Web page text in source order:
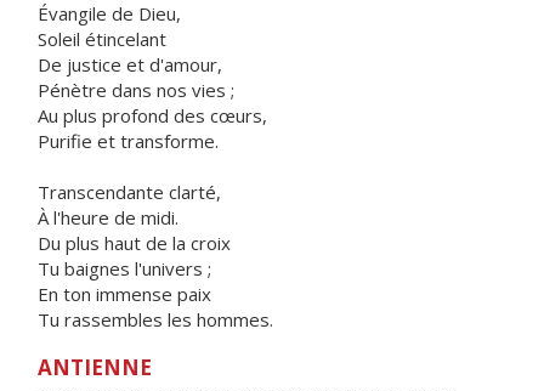
Évangile de Dieu,
Soleil étincelant
De justice et d'amour,
Pénètre dans nos vies ;
Au plus profond des cœurs,
Purifie et transforme.
Transcendante clarté,
À l'heure de midi.
Du plus haut de la croix
Tu baignes l'univers ;
En ton immense paix
Tu rassembles les hommes.
ANTIENNE